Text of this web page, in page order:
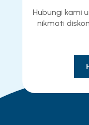
Hubungi kami
nikmati